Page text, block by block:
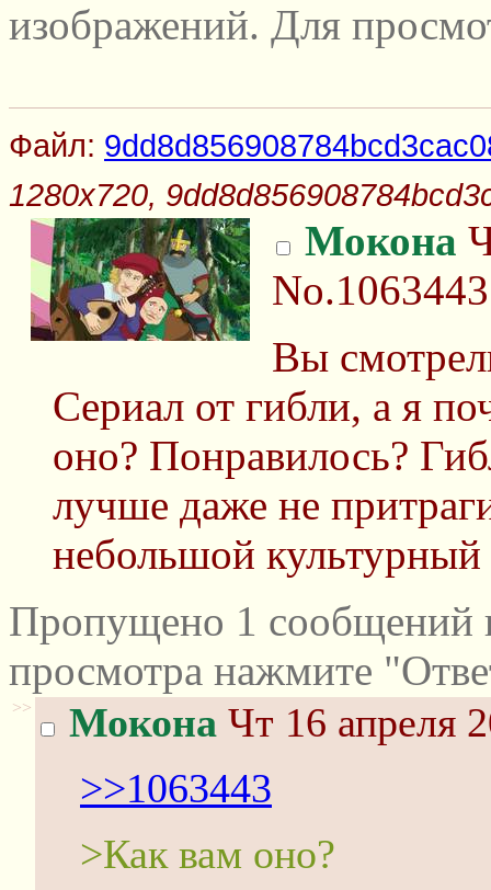
изображений. Для
Файл:
1280x720,
Мокона
No.1063443
Вы
Сериал от гибли, а я
оно? Понравилось?
лучше даже не
небольшой
Пропущено 1 сообщений
просмотра нажмите
>> Мокона Чт 16 апреля
>>1063443
>Как вам оно?